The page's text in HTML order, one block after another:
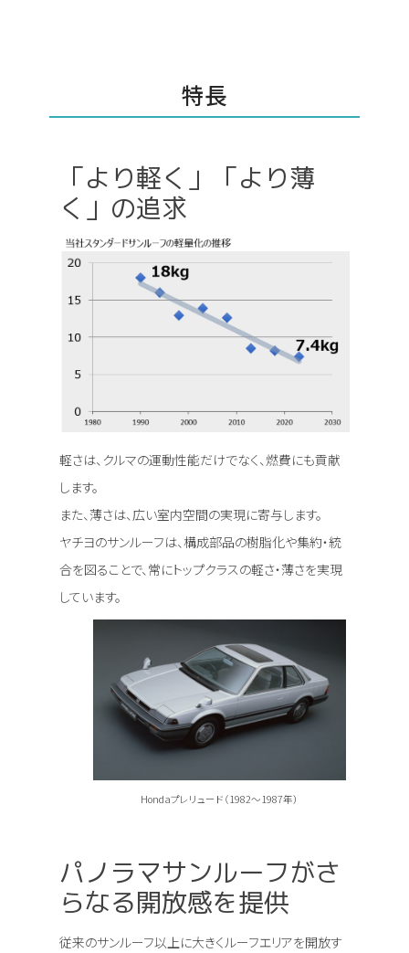
特長
「より軽く」「より薄
く」の追求
軽さは、クルマの運動性能だけでなく、燃費にも貢献
します。
また、薄さは、広い室内空間の実現に寄与します。
ヤチヨのサンルーフは、構成部品の樹脂化や集約・統
合を図ることで、常にトップクラスの軽さ・薄さを実現
しています。
Hondaプレリュード（1982～1987年）
パノラマサンルーフがさ
らなる開放感を提供
従来のサンルーフ以上に大きくルーフエリアを開放す